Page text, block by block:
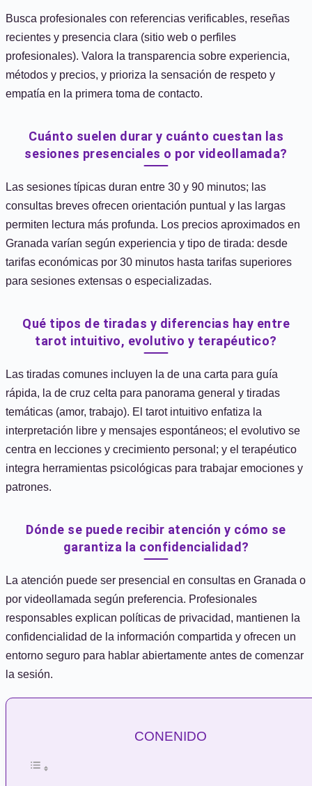
Busca profesionales con referencias verificables, reseñas
recientes y presencia clara (sitio web o perfiles
profesionales). Valora la transparencia sobre experiencia,
métodos y precios, y prioriza la sensación de respeto y
empatía en la primera toma de contacto.
Cuánto suelen durar y cuánto cuestan las
sesiones presenciales o por videollamada?
Las sesiones típicas duran entre 30 y 90 minutos; las
consultas breves ofrecen orientación puntual y las largas
permiten lectura más profunda. Los precios aproximados en
Granada varían según experiencia y tipo de tirada: desde
tarifas económicas por 30 minutos hasta tarifas superiores
para sesiones extensas o especializadas.
Qué tipos de tiradas y diferencias hay entre
tarot intuitivo, evolutivo y terapéutico?
Las tiradas comunes incluyen la de una carta para guía
rápida, la de cruz celta para panorama general y tiradas
temáticas (amor, trabajo). El tarot intuitivo enfatiza la
interpretación libre y mensajes espontáneos; el evolutivo se
centra en lecciones y crecimiento personal; y el terapéutico
integra herramientas psicológicas para trabajar emociones y
patrones.
Dónde se puede recibir atención y cómo se
garantiza la confidencialidad?
La atención puede ser presencial en consultas en Granada o
por videollamada según preferencia. Profesionales
responsables explican políticas de privacidad, mantienen la
confidencialidad de la información compartida y ofrecen un
entorno seguro para hablar abiertamente antes de comenzar
la sesión.
CONENIDO